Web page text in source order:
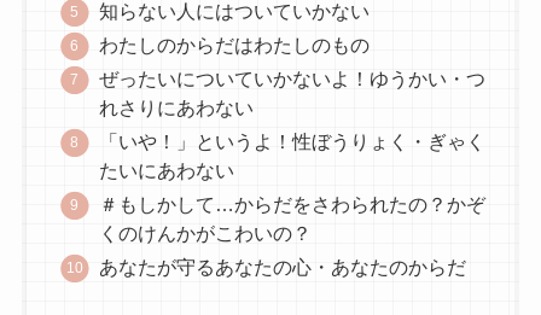
知らない人にはついていかない
わたしのからだはわたしのもの
ぜったいについていかないよ！ゆうかい・つ
れさりにあわない
「いや！」というよ！性ぼうりょく・ぎゃく
たいにあわない
＃もしかして…からだをさわられたの？かぞ
くのけんかがこわいの？
あなたが守るあなたの心・あなたのからだ